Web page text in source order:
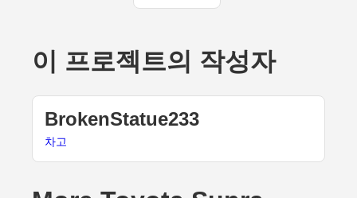
이 프로젝트의 작성자
BrokenStatue233
차고